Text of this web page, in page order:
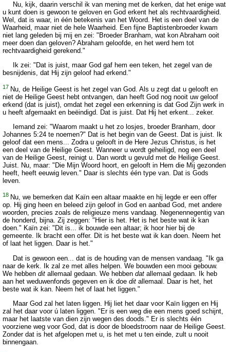
Nu, kijk, daarin verschil ik van mening met de kerken, dat het enige wat
u kunt doen is gewoon te geloven en God erkent het als rechtvaardigheid.
Wel, dat is waar, in één betekenis van het Woord. Het is een deel van de
Waarheid, maar niet de hele Waarheid. Een fijne Baptistenbroeder kwam
niet lang geleden bij mij en zei: "Broeder Branham, wat kon Abraham ooit
meer doen dan geloven? Abraham geloofde, en het werd hem tot
rechtvaardigheid gerekend."
Ik zei: "Dat is juist, maar God gaf hem een teken, het zegel van de
besnijdenis, dat Hij zijn geloof had erkend."
17 Nu, de Heilige Geest is het zegel van God. Als u zegt dat u gelooft en
niet de Heilige Geest hebt ontvangen, dan heeft God nog nooit uw geloof
erkend (dat is juist), omdat het zegel een erkenning is dat God Zijn werk in
u heeft afgemaakt en beëindigd. Dat is juist. Dat Hij het erkent... zeker.
Iemand zei: "Waarom maakt u het zo losjes, broeder Branham, door
Johannes 5:24 te noemen?" Dat is het begin van de Geest. Dat is juist. Ik
geloof dat een mens... Zodra u gelooft in de Here Jezus Christus, is het
een deel van de Heilige Geest. Wanneer u wordt geheiligd, nog een deel
van de Heilige Geest, reinigt u. Dan wordt u gevuld met de Heilige Geest.
Juist. Nu, maar: "Die Mijn Woord hoort, en gelooft in Hem die Mij gezonden
heeft, heeft eeuwig leven." Daar is slechts één type van. Dat is Gods
leven.
18 Nu, we bemerken dat Kaïn een altaar maakte en hij legde er een offer
op. Hij ging heen en beleed zijn geloof in God en aanbad God, met andere
woorden, precies zoals de religieuze mens vandaag. Negenennegentig van
de honderd, bijna. Zij zeggen: "Hier is het. Het is het beste wat ik kan
doen." Kaïn zei: "Dit is... ik bouwde een altaar; ik hoor hier bij de
gemeente. Ik bracht een offer. Dit is het beste wat ik kan doen. Neem het
of laat het liggen. Daar is het."
Dat is gewoon een... dat is de houding van de mensen vandaag. "Ik ga
naar de kerk. Ik zal ze met alles helpen. We bouwden een mooi gebouw.
We hebben dit allemaal gedaan. We hebben dat allemaal gedaan. Ik heb
aan het weduwenfonds gegeven en ik doe dit allemaal. Daar is het, het
beste wat ik kan. Neem het of laat het liggen."
Maar God zal het laten liggen. Hij liet het daar voor Kaïn liggen en Hij
zal het daar voor ú laten liggen. "Er is een weg die een mens goed schijnt,
maar het laatste van dien zijn wegen des doods." Er is slechts één
voorziene weg voor God, dat is door de bloedstroom naar de Heilige Geest.
Zonder dat is het afgelopen met u, is het met u ten einde, zult u nooit
binnengaan.